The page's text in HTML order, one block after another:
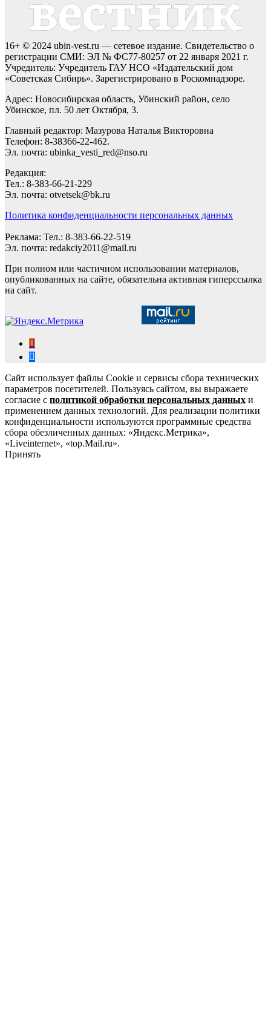
16+ © 2024 ubin-vest.ru — сетевое издание. Свидетельство о
регистрации СМИ: ЭЛ № ФС77-80257 от 22 января 2021 г.
Учредитель: Учредитель ГАУ НСО «Издательский дом
«Советская Сибирь». Зарегистрировано в Роскомнадзоре.
Адрес: Новосибирская область, Убинский район, село
Убинское, пл. 50 лет Октября, 3.
Главный редактор: Мазурова Наталья Викторовна
Телефон: 8-38366-22-462.
Эл. почта: ubinka_vesti_red@nso.ru
Редакция:
Тел.: 8-383-66-21-229
Эл. почта: otvetsek@bk.ru
Политика конфиденциальности персональных данных
Реклама: Тел.: 8-383-66-22-519
Эл. почта: redakciy2011@mail.ru
При полном или частичном использовании материалов,
опубликованных на сайте, обязательна активная гиперссылка
на сайт.
Сайт использует файлы Cookie и сервисы сбора технических
параметров посетителей. Пользуясь сайтом, вы выражаете
согласие с политикой обработки персональных данных и
применением данных технологий. Для реализации политики
конфиденциальности используются программные средства
сбора обезличенных данных: «Яндекс.Метрика»,
«Liveinternet», «top.Mail.ru».
Принять